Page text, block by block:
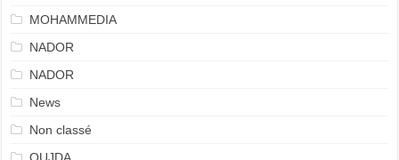
MOHAMMEDIA
NADOR
NADOR
News
Non classé